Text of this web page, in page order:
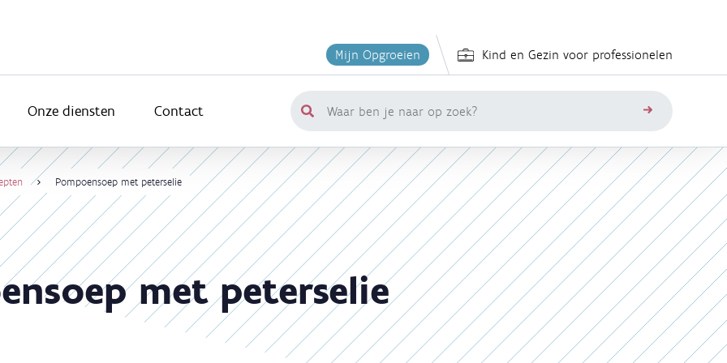
Mijn Opgroeien Kind en Gezin voor professionelen
Onze diensten Contact
Waar
je
naar
op
zoek?
Pompoensoep met peterselie
met peterselie